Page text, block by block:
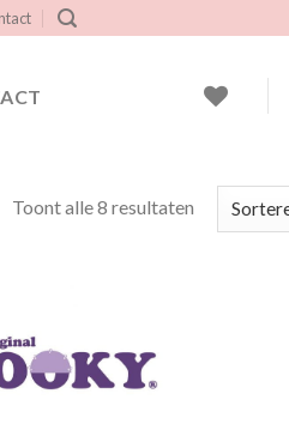
Toont alle 8 resultatenGesorteerd